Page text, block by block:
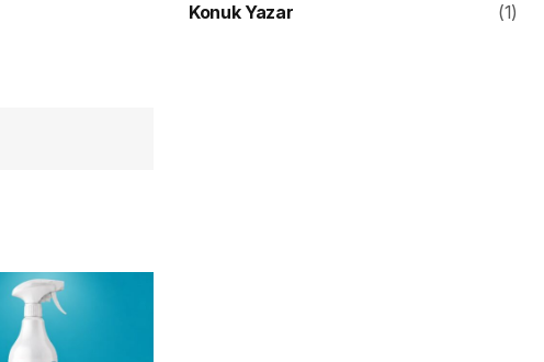
Konuk Yazar
(1)